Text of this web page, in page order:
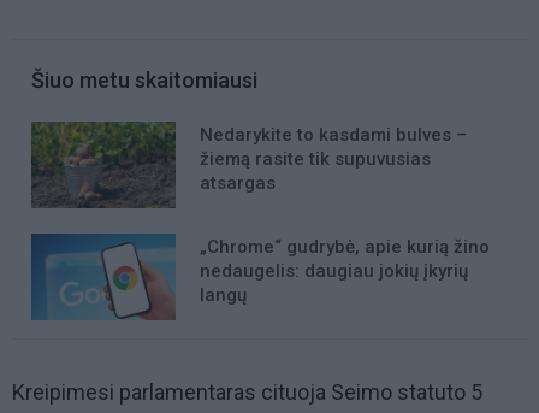
Šiuo metu skaitomiausi
Nedarykite to kasdami bulves –
žiemą rasite tik supuvusias
atsargas
„Chrome“ gudrybė, apie kurią žino
nedaugelis: daugiau jokių įkyrių
langų
Kreipimesi parlamentaras cituoja Seimo statuto 5